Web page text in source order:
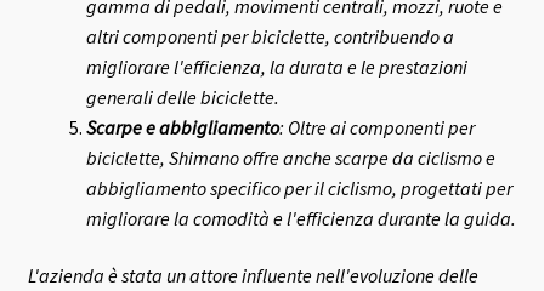
gamma di pedali, movimenti centrali, mozzi, ruote e
altri componenti per biciclette, contribuendo a
migliorare l'efficienza, la durata e le prestazioni
generali delle biciclette.
Scarpe e abbigliamento: Oltre ai componenti per
biciclette, Shimano offre anche scarpe da ciclismo e
abbigliamento specifico per il ciclismo, progettati per
migliorare la comodità e l'efficienza durante la guida.
L'azienda è stata un attore influente nell'evoluzione delle